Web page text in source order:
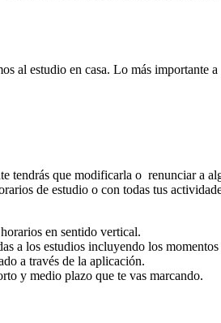
al estudio en casa. Lo más importante
tendrás que modificarla o renunciar a
de estudio o con todas tus
en sentido vertical.
a los estudios incluyendo los momentos
a través de la aplicación.
y medio plazo que te vas marcando.